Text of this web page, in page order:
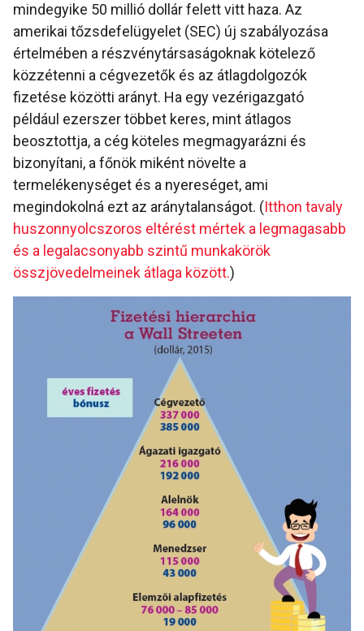
mindegyike 50 millió dollár felett vitt haza. Az
amerikai tőzsdefelügyelet (SEC) új szabályozása
értelmében a részvénytársaságoknak kötelező
közzétenni a cégvezetők és az átlagdolgozók
fizetése közötti arányt. Ha egy vezérigazgató
például ezerszer többet keres, mint átlagos
beosztottja, a cég köteles megmagyarázni és
bizonyítani, a főnök miként növelte a
termelékenységet és a nyereséget, ami
megindokolná ezt az aránytalanságot. (Itthon tavaly
huszonnyolcszoros eltérést mértek a legmagasabb
és a legalacsonyabb szintű munkakörök
összjövedelmeinek átlaga között.)